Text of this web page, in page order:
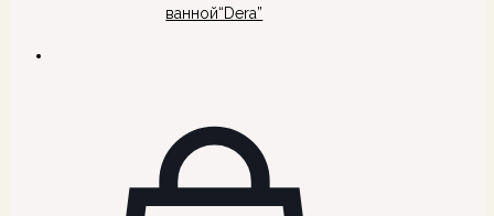
ванной“Dera”